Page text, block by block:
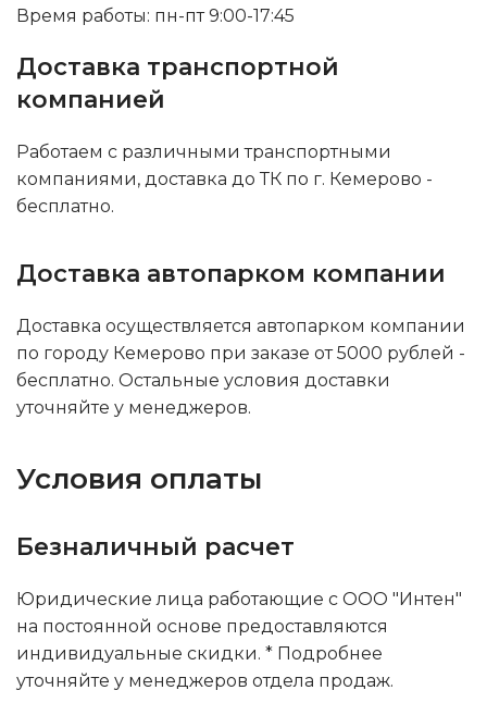
Время работы: пн-пт 9:00-17:45
Доставка транспортной
компанией
Работаем с различными транспортными
компаниями, доставка до ТК по г. Кемерово -
бесплатно.
Доставка автопарком компании
Доставка осуществляется автопарком компании
по городу Кемерово при заказе от 5000 рублей -
бесплатно. Остальные условия доставки
уточняйте у менеджеров.
Условия оплаты
Безналичный расчет
Юридические лица работающие с ООО "Интен"
на постоянной основе предоставляются
индивидуальные скидки. * Подробнее
уточняйте у менеджеров отдела продаж.